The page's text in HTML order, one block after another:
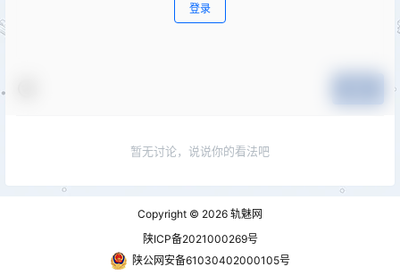
登录
暂无讨论，说说你的看法吧
Copyright © 2026 轨魅网
陕ICP备2021000269号
陕公网安备61030402000105号